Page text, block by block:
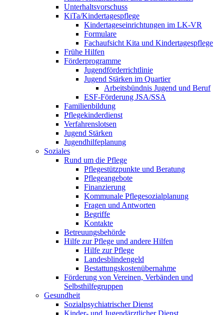
Unterhaltsvorschuss
KiTa/Kindertagespflege
Kindertages­einrichtungen im LK-VR
Formulare
Fachaufsicht Kita und Kindertagespflege
Frühe Hilfen
Förderprogramme
Jugendförderrichtlinie
Jugend Stärken im Quartier
Arbeitsbündnis Jugend und Beruf
ESF-Förderung JSA/SSA
Familienbildung
Pflegekinderdienst
Verfahrenslotsen
Jugend Stärken
Jugendhilfeplanung
Soziales
Rund um die Pflege
Pflegestützpunkte und Beratung
Pflegeangebote
Finanzierung
Kommunale Pflegesozialplanung
Fragen und Antworten
Begriffe
Kontakte
Betreuungsbehörde
Hilfe zur Pflege und andere Hilfen
Hilfe zur Pflege
Landesblindengeld
Bestattungskosten­übernahme
Förderung von Vereinen, Verbänden und
Selbsthilfegruppen
Gesundheit
Sozialpsychiatrischer Dienst
Kinder- und Jugendärztlicher Dienst